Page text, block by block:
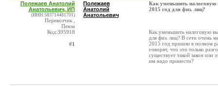
Полежаев Анатолий
Анатольевич, ИП
(ИНН:583714481701)
Перевозчик ,
Пенза
Код:395918
#1
Полежаев
Анатолий
Анатольевич
Как уменьшить налоговую
2015 год для физ. лиц?
Как уменьшить налоговую
для физ. лиц? В сети очень
2015 год пришли в полном
говорят, что это только
существует такой закон или
им надо принести?